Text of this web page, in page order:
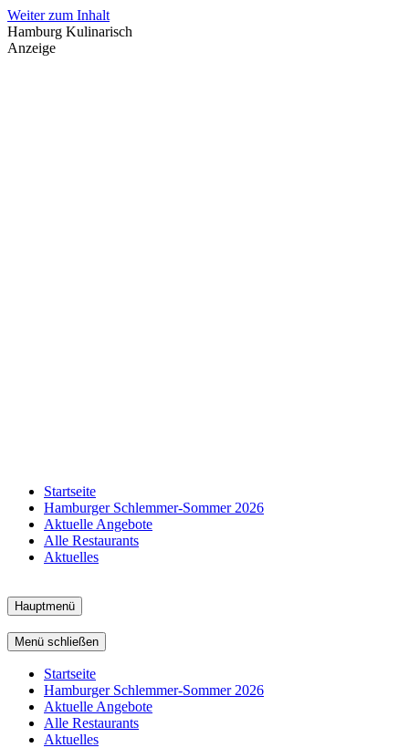
Weiter zum Inhalt
Hamburg Kulinarisch
Anzeige
Startseite
Hamburger Schlemmer-Sommer 2026
Aktuelle Angebote
Alle Restaurants
Aktuelles
Hauptmenü
Menü schließen
Startseite
Hamburger Schlemmer-Sommer 2026
Aktuelle Angebote
Alle Restaurants
Aktuelles